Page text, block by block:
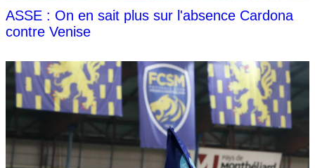
ASSE : On en sait plus sur l'absence Cardona
contre Venise